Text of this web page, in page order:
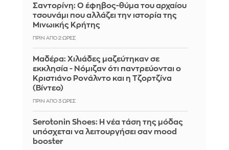
Σαντορίνη: Ο έφηβος-θύμα του αρχαίου
τσουνάμι που αλλάζει την ιστορία της
Μινωικής Κρήτης
ΠΡΙΝ ΑΠΌ 2 ΏΡΕΣ
Μαδέρα: Χιλιάδες μαζεύτηκαν σε
εκκλησία - Νόμιζαν ότι παντρεύονται ο
Κριστιάνο Ρονάλντο και η Τζορτζίνα
(Βίντεο)
ΠΡΙΝ ΑΠΌ 3 ΏΡΕΣ
Serotonin Shoes: Η νέα τάση της μόδας
υπόσχεται να λειτουργήσει σαν mood
booster